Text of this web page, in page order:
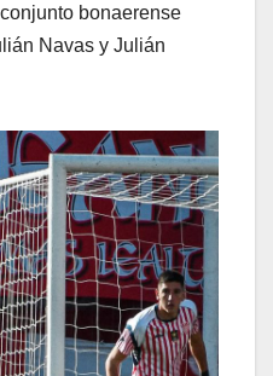
bonaerense
Navas y Julián